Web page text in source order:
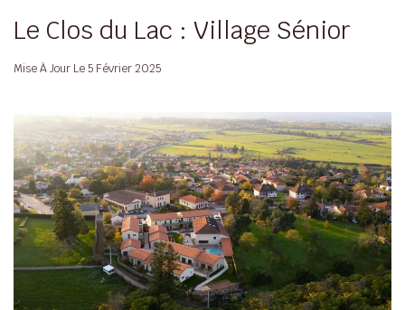
Le Clos du Lac : Village Sénior
Mise À Jour Le5 Février 2025